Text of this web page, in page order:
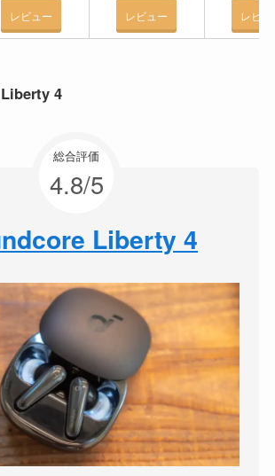
レビュー レビュー レビ
4
総合評価
4.8/5
Liberty 4